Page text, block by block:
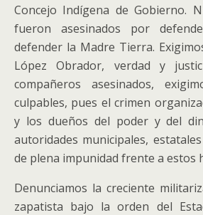
Concejo Indígena de Gobierno.
fueron asesinados por
defender la Madre Tierra.
López Obrador, verdad y
compañeros asesinados,
culpables, pues el crimen
y los dueños del poder y del
autoridades municipales,
de plena impunidad frente a estos
Denunciamos la creciente
zapatista bajo la orden del